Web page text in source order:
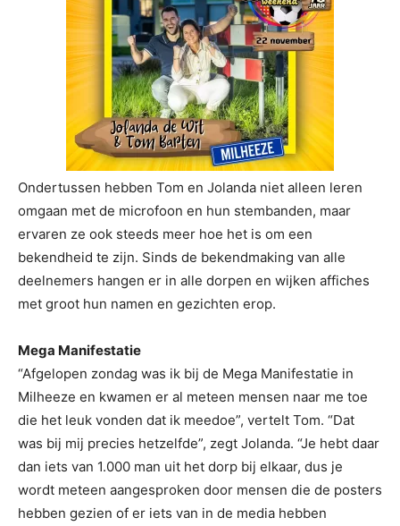
Ondertussen hebben Tom en Jolanda niet alleen leren
omgaan met de microfoon en hun stembanden, maar
ervaren ze ook steeds meer hoe het is om een
bekendheid te zijn. Sinds de bekendmaking van alle
deelnemers hangen er in alle dorpen en wijken affiches
met groot hun namen en gezichten erop.
Mega Manifestatie
“Afgelopen zondag was ik bij de Mega Manifestatie in
Milheeze en kwamen er al meteen mensen naar me toe
die het leuk vonden dat ik meedoe”, vertelt Tom. “Dat
was bij mij precies hetzelfde”, zegt Jolanda. “Je hebt daar
dan iets van 1.000 man uit het dorp bij elkaar, dus je
wordt meteen aangesproken door mensen die de posters
hebben gezien of er iets van in de media hebben